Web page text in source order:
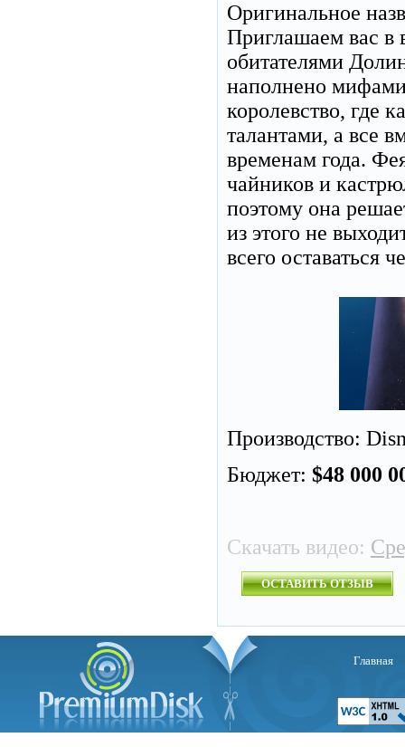
Оригинальное
Приглашаем вас
обитателями
наполнено
королевство, где
талантами, а все
временам года.
чайников и
поэтому она
из этого не
всего оставаться
Производство:
Бюджет: $48 000
Скачать видео:
ОСТАВИТЬ ОТЗЫВ
Главная